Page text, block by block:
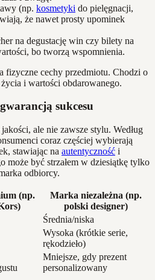
(np. kosmetyki do pielęgnacji,
że nawet prosty upominek
na degustację win czy bilety na
bo tworzą wspomnienia.
fizyczne cechy przedmiotu. Chodzi o
i wartości obdarowanego.
sukcesu
ale nie zawsze stylu. Według
coraz częściej wybierają
stawiając na autentyczność i
może być strzałem w dziesiątkę tylko
odbiorcy.
(np.
Marka niezależna (np.
polski designer)
Średnia/niska
Wysoka (krótkie serie,
rękodzieło)
Mniejsze, gdy prezent
personalizowany